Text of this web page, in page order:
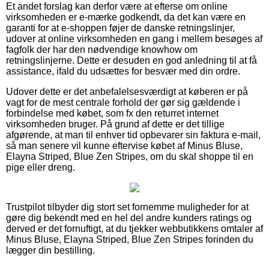
Et andet forslag kan derfor være at efterse om online
virksomheden er e-mærke godkendt, da det kan være en
garanti for at e-shoppen føjer de danske retningslinjer,
udover at online virksomheden en gang i mellem besøges af
fagfolk der har den nødvendige knowhow om
retningslinjerne. Dette er desuden en god anledning til at få
assistance, ifald du udsættes for besvær med din ordre.
Udover dette er det anbefalelsesværdigt at køberen er på
vagt for de mest centrale forhold der gør sig gældende i
forbindelse med købet, som fx den returret internet
virksomheden bruger. På grund af dette er det tillige
afgørende, at man til enhver tid opbevarer sin faktura e-mail,
så man senere vil kunne eftervise købet af Minus Bluse,
Elayna Striped, Blue Zen Stripes, om du skal shoppe til en
pige eller dreng.
Trustpilot tilbyder dig stort set fornemme muligheder for at
gøre dig bekendt med en hel del andre kunders ratings og
derved er det fornuftigt, at du tjekker webbutikkens omtaler af
Minus Bluse, Elayna Striped, Blue Zen Stripes forinden du
lægger din bestilling.